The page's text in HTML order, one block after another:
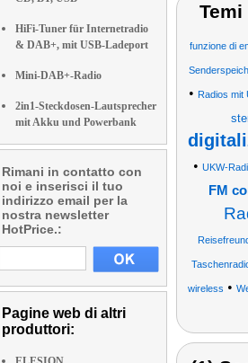
HiFi-Tuner für Internetradio
& DAB+, mit USB-Ladeport
Mini-DAB+-Radio
2in1-Steckdosen-Lautsprecher
mit Akku und Powerbank
Rimani in contatto con
noi e inserisci il tuo
indirizzo email per la
nostra newsletter
HotPrice.:
Pagine web di altri
produttori:
funzione di
• Radios mit
• UKW-
FM
wireless •